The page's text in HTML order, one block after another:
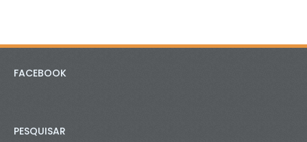
FACEBOOK
PESQUISAR